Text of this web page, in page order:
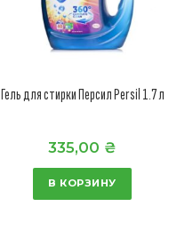
Гель для стирки Персил Persil 1.7 л
335,00 ₴
В КОРЗИНУ